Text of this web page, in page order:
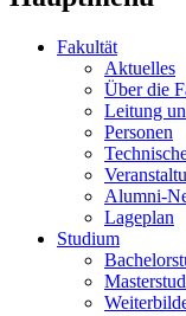
Fakultät
Aktuelles
Über die
Leitung
Personen
Alumni-
Lageplan
Studium